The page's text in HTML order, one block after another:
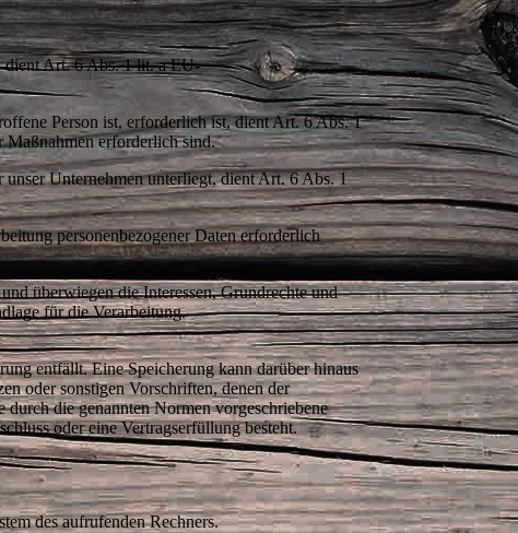
dient Art. 6 Abs. 1 lit. a EU-
Person ist, erforderlich ist, dient Art. 6 Abs. 1
Maßnahmen erforderlich sind.
Unternehmen unterliegt, dient Art. 6 Abs. 1
personenbezogener Daten erforderlich
überwiegen die Interessen, Grundrechte und
für die Verarbeitung.
entfällt. Eine Speicherung kann darüber hinaus
oder sonstigen Vorschriften, denen der
die genannten Normen vorgeschriebene
oder eine Vertragserfüllung besteht.
des aufrufenden Rechners.